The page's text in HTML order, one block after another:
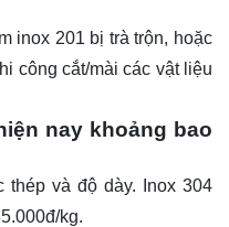
inox 201 bị trà trộn, hoặc
công cắt/mài các vật liệu
nay khoảng bao
thép và độ dày. Inox 304
kg.